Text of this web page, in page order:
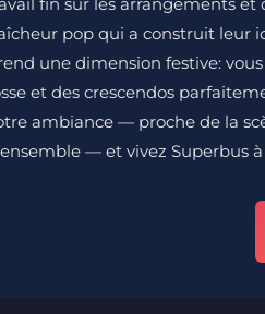
pop qui a construit leur
une dimension festive:
et des crescendos
ambiance — proche de la
— et vivez Superbus